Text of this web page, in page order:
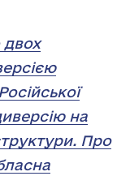
двох
на
Про